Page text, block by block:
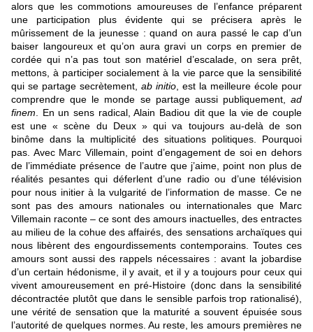
alors que les commotions amoureuses de l’enfance préparent
une participation plus évidente qui se précisera après le
mûrissement de la jeunesse : quand on aura passé le cap d’un
baiser langoureux et qu’on aura gravi un corps en premier de
cordée qui n’a pas tout son matériel d’escalade, on sera prêt,
mettons, à participer socialement à la vie parce que la sensibilité
qui se partage secrètement, ab initio , est la meilleure école pour
comprendre que le monde se partage aussi publiquement, ad
finem . En un sens radical, Alain Badiou dit que la vie de couple
est une « scène du Deux » qui va toujours au-delà de son
binôme dans la multiplicité des situations politiques. Pourquoi
pas. Avec Marc Villemain, point d’engagement de soi en dehors
de l’immédiate présence de l’autre que j’aime, point non plus de
réalités pesantes qui déferlent d’une radio ou d’une télévision
pour nous initier à la vulgarité de l’information de masse. Ce ne
sont pas des amours nationales ou internationales que Marc
Villemain raconte – ce sont des amours inactuelles, des entractes
au milieu de la cohue des affairés, des sensations archaïques qui
nous libèrent des engourdissements contemporains. Toutes ces
amours sont aussi des rappels nécessaires : avant la jobardise
d’un certain hédonisme, il y avait, et il y a toujours pour ceux qui
vivent amoureusement en pré-Histoire (donc dans la sensibilité
décontractée plutôt que dans le sensible parfois trop rationalisé),
une vérité de sensation que la maturité a souvent épuisée sous
l’autorité de quelques normes. Au reste, les amours premières ne